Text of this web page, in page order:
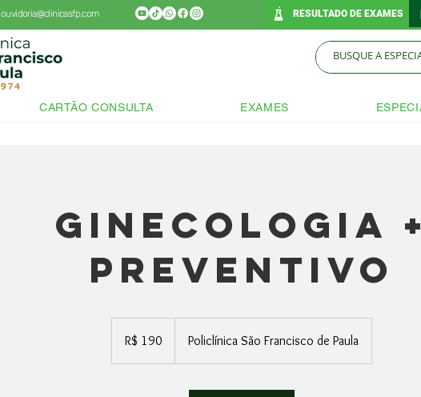
ouvidoria@clinicasfp.com RESULTADO DE EXAMES
CARTÃO CONSULTA EXAMES
Ginecologia
Preventivo
brasileiros
R$ 190 Policlínica São Francisco de Paula